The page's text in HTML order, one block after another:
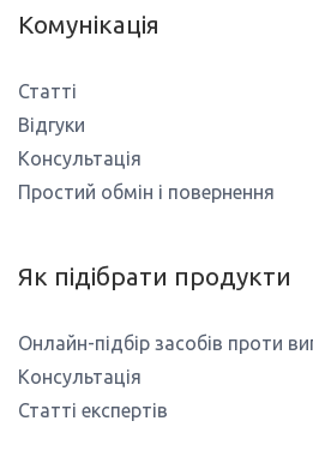
Комунікація
Статті
Відгуки
Консультація
Простий обмін і повернення
Як підібрати продукти
Онлайн-підбір засобів проти
Консультація
Статті експертів